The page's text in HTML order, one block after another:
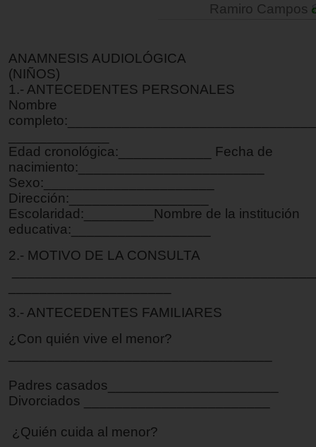
Ramiro Campos
ANAMNESIS AUDIOLÓGICA
(NIÑOS)
1.- ANTECEDENTES PERSONALES
Nombre
Edad cronológica:____________ Fecha de
nacimiento:________________________
Sexo:______________________
Dirección:__________________
Escolaridad:_________Nombre de la institución
educativa:__________________
2.- MOTIVO DE LA CONSULTA
3.- ANTECEDENTES FAMILIARES
¿Con quién vive el menor?
Padres casados______________________
Divorciados ________________________
¿Quién cuida al menor?